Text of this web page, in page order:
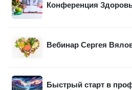
Конференция
Вебинар Сергея
Быстрый старт в